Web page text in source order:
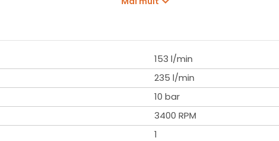
153 l/min
235 l/min
10 bar
3400 RPM
1